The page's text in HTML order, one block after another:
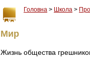
Головна > Школа >
Мир
Жизнь общества